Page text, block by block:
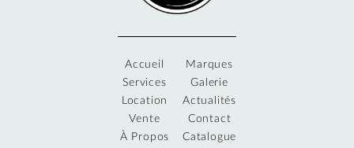
Accueil
Services
Location
Vente
À Propos
Marques
Galerie
Actualités
Contact
Catalogue